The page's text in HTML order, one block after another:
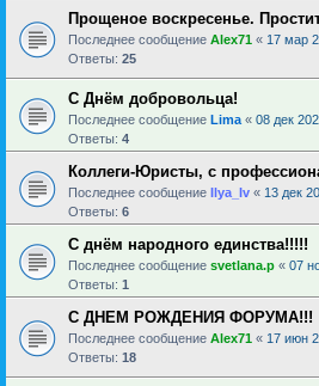
Прощеное воскресенье.
Последнее сообщение Alex71 « 17 мар
Ответы: 25
С Днём добровольца!
Последнее сообщение Lima « 08 дек
Ответы: 4
Коллеги-Юристы, с
Последнее сообщение Ilya_Iv « 13 дек
Ответы: 6
С днём народного единства!!!!!
Последнее сообщение svetlana.p « 07
Ответы: 1
С ДНЕМ РОЖДЕНИЯ ФОРУМА!!!
Последнее сообщение Alex71 « 17 июн
Ответы: 18